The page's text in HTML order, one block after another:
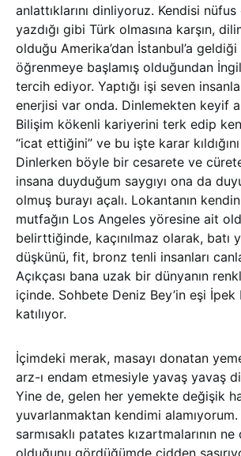
anlattıklarını dinliyoruz. Kendisi nüfus
yazdığı gibi Türk olmasına karşın,
olduğu Amerika’dan İstanbul’a
öğrenmeye başlamış olduğundan
tercih ediyor. Yaptığı işi seven
enerjisi var onda. Dinlemekten keyif
Bilişim kökenli kariyerini terk edip
“icat ettiğini” ve bu işte karar
Dinlerken böyle bir cesarete ve
insana duyduğum saygıyı ona da
olmuş burayı açalı. Lokantanın
mutfağın Los Angeles yöresine ait
belirttiğinde, kaçınılmaz olarak, batı
düşkünü, fit, bronz tenli insanları
Açıkçası bana uzak bir dünyanın
içinde. Sohbete Deniz Bey’in eşi İpek
katılıyor.
İçimdeki merak, masayı donatan
arz-ı endam etmesiyle yavaş yavaş
Yine de, gelen her yemekte değişik
yuvarlanmaktan kendimi
sarmısaklı patates kızartmalarının